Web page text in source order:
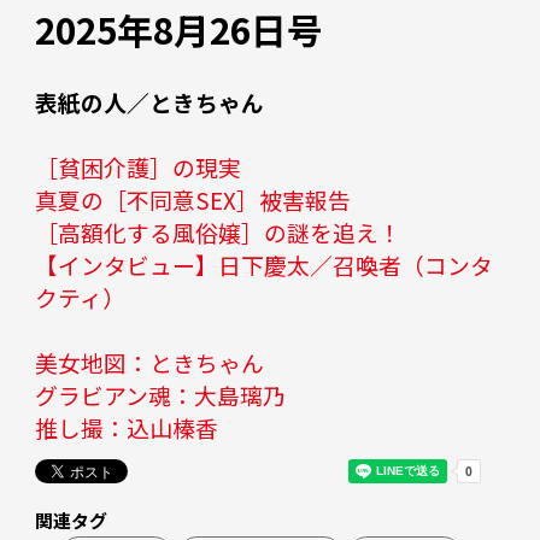
2025年8月26日号
表紙の人／ときちゃん
［貧困介護］の現実
真夏の［不同意SEX］被害報告
［高額化する風俗嬢］の謎を追え！
【インタビュー】日下慶太／召喚者（コンタ
クティ）
美女地図：ときちゃん
グラビアン魂：大島璃乃
推し撮：込山榛香
関連タグ